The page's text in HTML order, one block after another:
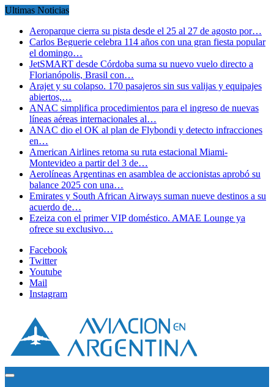
Ultimas Noticias
Aeroparque cierra su pista desde el 25 al 27 de agosto por…
Carlos Beguerie celebra 114 años con una gran fiesta popular
el domingo…
JetSMART desde Córdoba suma su nuevo vuelo directo a
Florianópolis, Brasil con…
Arajet y su colapso. 170 pasajeros sin sus valijas y equipajes
abiertos,…
ANAC simplifica procedimientos para el ingreso de nuevas
líneas aéreas internacionales al…
ANAC dio el OK al plan de Flybondi y detecto infracciones
en…
American Airlines retoma su ruta estacional Miami-
Montevideo a partir del 3 de…
Aerolíneas Argentinas en asamblea de accionistas aprobó su
balance 2025 con una…
Emirates y South African Airways suman nueve destinos a su
acuerdo de…
Ezeiza con el primer VIP doméstico. AMAE Lounge ya
ofrece su exclusivo…
Facebook
Twitter
Youtube
Mail
Instagram